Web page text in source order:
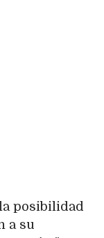
posibilidad
a su